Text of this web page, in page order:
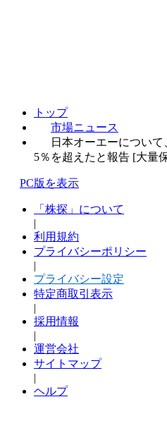
トップ
市場ニュース
日本オーエーについ
5％を超えたと報告 [大量
PC版を表示
「株探」について
|
利用規約
プライバシーポリシー
|
プライバシー設定
特定商取引表示
|
採用情報
|
運営会社
サイトマップ
|
ヘルプ